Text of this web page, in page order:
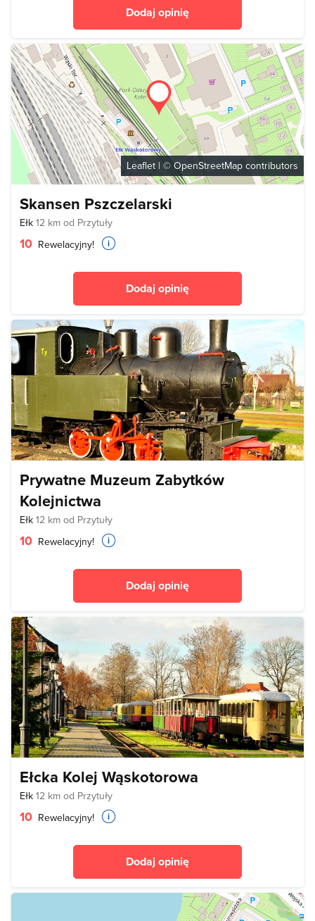
Dodaj opinię
Leaflet | ©OpenStreetMap contributors
Skansen Pszczelarski
Ełk 12 km od Przytuły
10 Rewelacyjny!
Dodaj opinię
Prywatne Muzeum Zabytków
Kolejnictwa
Ełk 12 km od Przytuły
10 Rewelacyjny!
Dodaj opinię
Ełcka Kolej Wąskotorowa
Ełk 12 km od Przytuły
10 Rewelacyjny!
Dodaj opinię